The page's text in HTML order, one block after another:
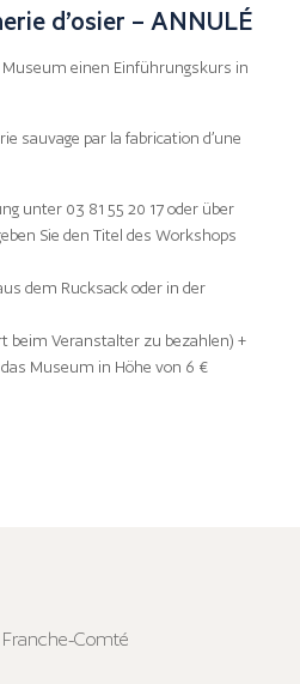
d’osier – ANNULÉ
einen Einführungskurs in
sauvage par la fabrication d’une
unter 03 81 55 20 17 oder über
Sie den Titel des Workshops
dem Rucksack oder in der
beim Veranstalter zu bezahlen) +
Museum in Höhe von 6 €
Comté